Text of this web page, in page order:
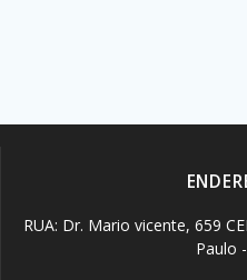
RUA: Dr. Mario vicente, 659
Paulo